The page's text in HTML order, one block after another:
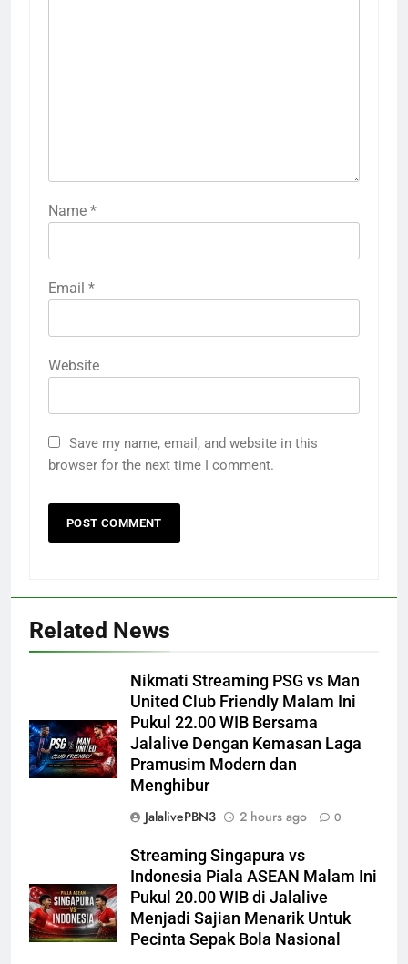
Name *
Email *
Website
Save my name, email, and website in this
browser for the next time I comment.
Related News
Nikmati Streaming PSG vs Man
United Club Friendly Malam Ini
Pukul 22.00 WIB Bersama
Jalalive Dengan Kemasan Laga
Pramusim Modern dan
Menghibur
JalalivePBN3
2 hours ago 0
Streaming Singapura vs
Indonesia Piala ASEAN Malam Ini
Pukul 20.00 WIB di Jalalive
Menjadi Sajian Menarik Untuk
Pecinta Sepak Bola Nasional